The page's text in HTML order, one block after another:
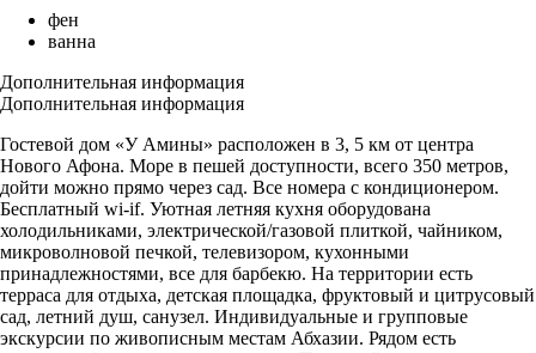
фен
ванна
Дополнительная информация
Дополнительная информация
Гостевой дом «У Амины» расположен в 3, 5 км от центра
Нового Афона. Море в пешей доступности, всего 350 метров,
дойти можно прямо через сад. Все номера с кондиционером.
Бесплатный wi-if. Уютная летняя кухня оборудована
холодильниками, электрической/газовой плиткой, чайником,
микроволновой печкой, телевизором, кухонными
принадлежностями, все для барбекю. На территории есть
терраса для отдыха, детская площадка, фруктовый и цитрусовый
сад, летний душ, санузел. Индивидуальные и групповые
экскурсии по живописным местам Абхазии. Рядом есть